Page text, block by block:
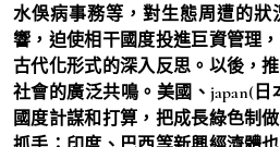
水俁病事務等，對生態周遭的
響，迫使相干國度投進巨資管理
古代化形式的深入反思。以後，
社會的廣泛共鳴。美國、japan(
國度計謀和打算，把成長綠色制